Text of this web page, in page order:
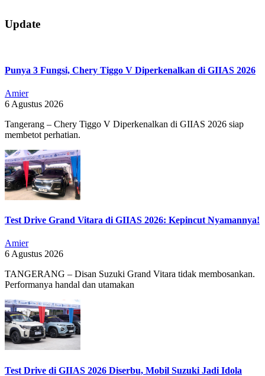
2018-
10-
Update
Punya 3 Fungsi, Chery Tiggo V Diperkenalkan di GIIAS 2026
Amier
6 Agustus 2026
Tangerang – Chery Tiggo V Diperkenalkan di GIIAS 2026 siap
membetot perhatian.
Test Drive Grand Vitara di GIIAS 2026: Kepincut Nyamannya!
Amier
6 Agustus 2026
TANGERANG – Disan Suzuki Grand Vitara tidak membosankan.
Performanya handal dan utamakan
Test Drive di GIIAS 2026 Diserbu, Mobil Suzuki Jadi Idola